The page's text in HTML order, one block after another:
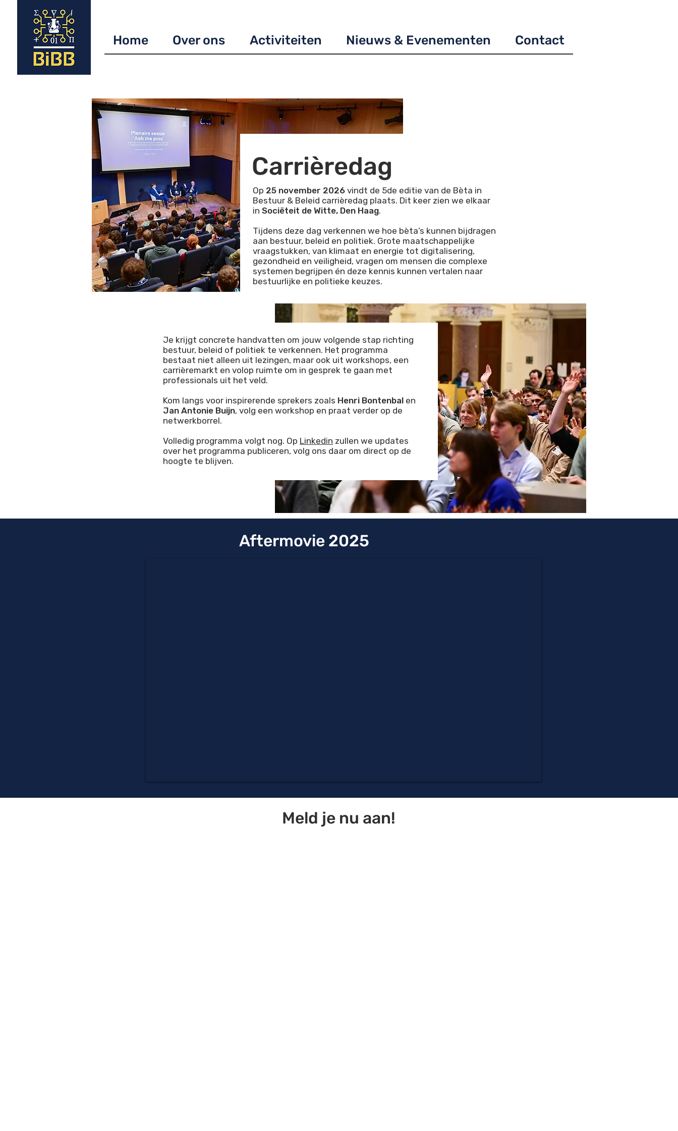
Home Over ons Activiteiten Nieuws & Evenementen Contact
Carrièredag
Op 25 november 2026 vindt de 5de editie van de Bèta in
Bestuur & Beleid carrièredag plaats. Dit keer zien we elkaar
in Sociëteit de Witte, Den Haag.
Tijdens deze dag verkennen we hoe bèta’s kunnen bijdragen
aan bestuur, beleid en politiek. Grote maatschappelijke
vraagstukken, van klimaat en energie tot digitalisering,
gezondheid en veiligheid, vragen om mensen die complexe
systemen begrijpen én deze kennis kunnen vertalen naar
bestuurlijke en politieke keuzes.
Je krijgt concrete handvatten om jouw volgende stap richting
bestuur, beleid of politiek te verkennen. Het programma
bestaat niet alleen uit lezingen, maar ook uit workshops, een
carrièremarkt en volop ruimte om in gesprek te gaan met
professionals uit het veld.
Kom langs voor inspirerende sprekers zoals Henri Bontenbal en
Jan Antonie Buijn, volg een workshop en praat verder op de
netwerkborrel.
Volledig programma volgt nog. Op Linkedin zullen we updates
over het programma publiceren, volg ons daar om direct op de
hoogte te blijven.
Aftermovie 2025
Meld je nu aan!